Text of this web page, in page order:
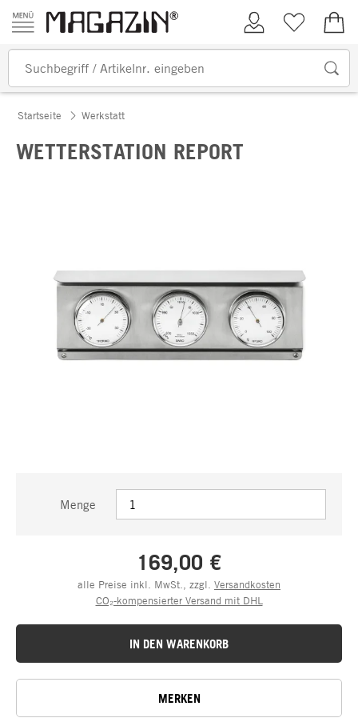
Zum Inhalt springen
Kundenkonto
Merkliste
Startseite Werkstatt
WETTERSTATION REPORT
Menge
169,00 €
alle Preise inkl. MwSt., zzgl. Versandkosten
CO₂-kompensierter Versand mit DHL
IN DEN WARENKORB
MERKEN